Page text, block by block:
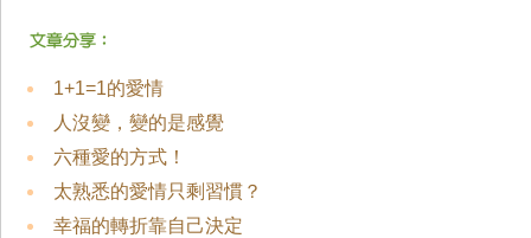
1+1=1的愛情
人沒變，變的是感覺
六種愛的方式！
太熟悉的愛情只剩習慣？
幸福的轉折靠自己決定